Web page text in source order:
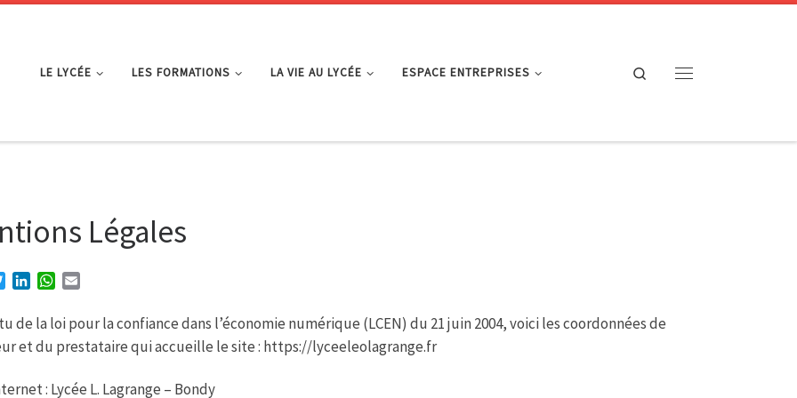
LE LYCÉE LES FORMATIONS LA VIE AU LYCÉE ESPACE ENTREPRISES
Search
Légales
i
t
t
r
n
k
e
I
W
a
t
s
p
a
i
l
de la loi pour la confiance dans l’économie numérique (LCEN) du 21 juin 2004, voici les coordonnées de
et du prestataire qui accueille le site : https://lyceeleolagrange.fr
: Lycée L. Lagrange – Bondy